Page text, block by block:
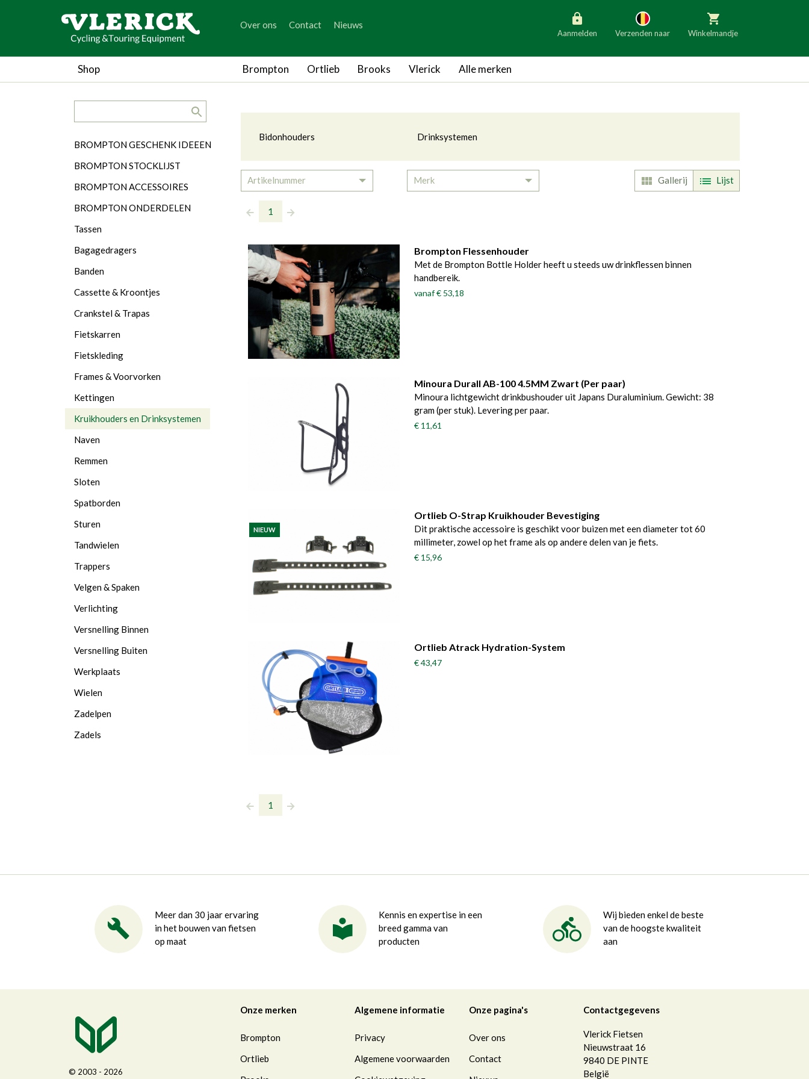
Aanmelden Verzenden naar
Finland
Winkelmandje
generic_skip_language
Over ons Contact Nieuws
Shop Brompton Ortlieb Brooks Vlerick Alle merken
Kruikhouders en Drinksystemen
Categorieën
Bidonhouders Drinksystemen
Artikelnummer Toggle Dropdown
Merk Toggle Dropdown Gallerij Lijst
1
Brompton Flessenhouder
Met de Brompton Bottle Holder heeft u steeds uw drinkflessen binnen
handbereik.
vanaf€ 53,18
Minoura Durall AB-100 4.5MM Zwart (Per paar)
Minoura lichtgewicht drinkbushouder uit Japans Duraluminium. Gewicht: 38
gram (per stuk). Levering per paar.
€ 11,61
NIEUW
Ortlieb O-Strap Kruikhouder Bevestiging
Dit praktische accessoire is geschikt voor buizen met een diameter tot 60
millimeter, zowel op het frame als op andere delen van je fiets.
€ 15,96
Ortlieb Atrack Hydration-System
€ 43,47
1
Categorieën
BROMPTON GESCHENK IDEEEN
BROMPTON STOCKLIJST
BROMPTON ACCESSOIRES
BROMPTON ONDERDELEN
Tassen
Bagagedragers
Banden
Cassette & Kroontjes
Crankstel & Trapas
Fietskarren
Fietskleding
Frames & Voorvorken
Kettingen
Kruikhouders en Drinksystemen
Naven
Remmen
Sloten
Spatborden
Sturen
Tandwielen
Trappers
Velgen & Spaken
Verlichting
Versnelling Binnen
Versnelling Buiten
Werkplaats
Wielen
Zadelpen
Zadels
Meer dan 30 jaar ervaring
in het bouwen van fietsen
op maat
Kennis en expertise in een
breed gamma van
producten
Wij bieden enkel de beste
van de hoogste kwaliteit
aan
© 2003 - 2026
Onze merken
Brompton
Ortlieb
Algemene informatie
Privacy
Algemene voorwaarden
Onze pagina's
Over ons
Contact
Contactgegevens
Vlerick Fietsen
Nieuwstraat 16
9840 DE PINTE
België